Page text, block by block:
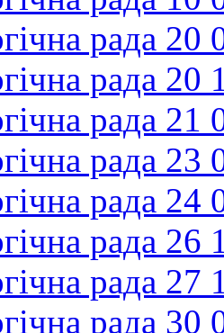
рада 20
рада 20
рада 21
рада 23
рада 24
рада 26
рада 27
рада 30